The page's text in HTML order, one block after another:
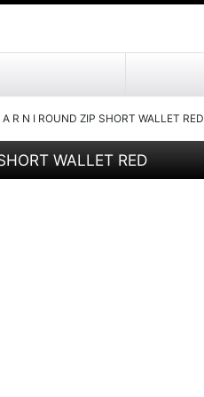
A R N I ROUND ZIP SHORT WALLET RED
WALLET RED